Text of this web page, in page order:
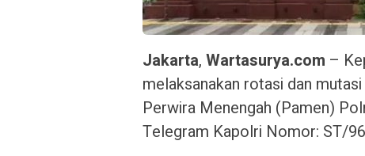
Jakarta, Wartasurya.com –
melaksanakan rotasi dan
Perwira Menengah (Pamen)
Telegram Kapolri Nomor: ST/